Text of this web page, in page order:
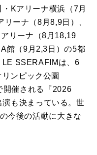
Kアリーナ横浜（7月
ーナ（8月8,9日）、
リーナ（8月18,19
館（9月2,3日）の5都
LE SSERAFIMは、6
ンピック公園
開催される『2026
も決まっている。世
今後の活動に大きな